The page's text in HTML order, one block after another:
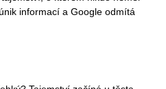
informací a Google odmítá